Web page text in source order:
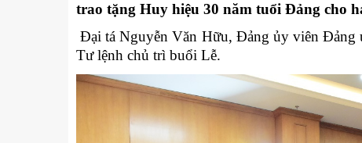
Hậu phương quân đội
Giáo dục Quốc phòng và An
trao tặng Huy hiệu 30 năm tuổi Đảng cho
Đại tá Nguyễn Văn Hữu, Đảng ủy viên
Tư lệnh chủ trì buổi Lễ.